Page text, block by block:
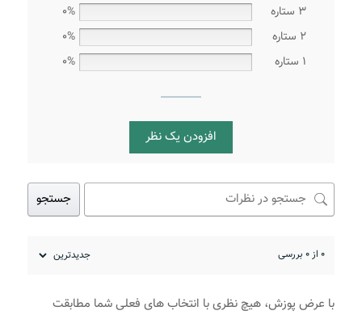
3 ستاره
0%
2 ستاره
0%
1 ستاره
0%
افزودن یک نظر
جستجو
0 از 0 بررسی
با عرض پوزش، هیچ نظری با انتخاب های فعلی شما مطابقت